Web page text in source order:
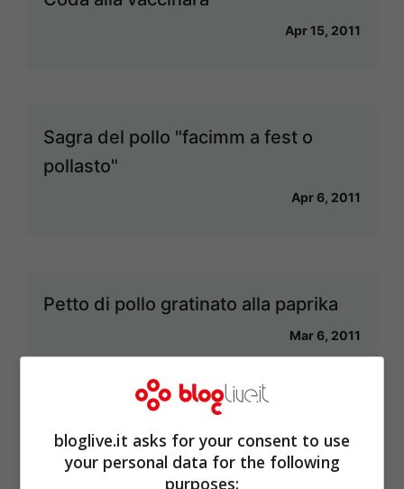
Apr 15, 2011
Sagra del pollo "facimm a fest o
pollasto"
Apr 6, 2011
Petto di pollo gratinato alla paprika
Mar 6, 2011
Strangozzi alla Spoletina
Gen 23, 2011
bloglive.it asks for your consent to use
your personal data for the following
purposes: